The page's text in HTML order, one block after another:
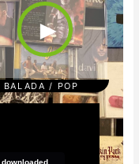
►
BALADA / POP